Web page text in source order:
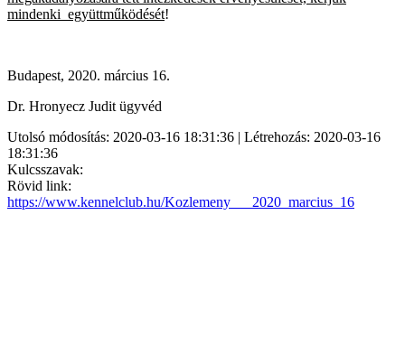
mindenki együttműködését!
Budapest, 2020. március 16.
Dr. Hronyecz Judit ügyvéd
Utolsó módosítás: 2020-03-16 18:31:36 | Létrehozás: 2020-03-16
18:31:36
Kulcsszavak:
Rövid link:
https://www.kennelclub.hu/Kozlemeny___2020_marcius_16